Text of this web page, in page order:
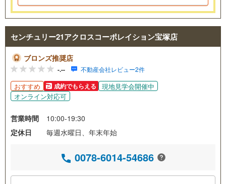
センチュリー21アクロスコーポレイション宝塚店
ブロンズ推奨店
-.-- 不動産会社レビュー2件
おすすめ 成約でもらえる
現地見学会開催中
オンライン対応可
営業時間
10:00-19:30
定休日
毎週水曜日、年末年始
0078-6014-54686